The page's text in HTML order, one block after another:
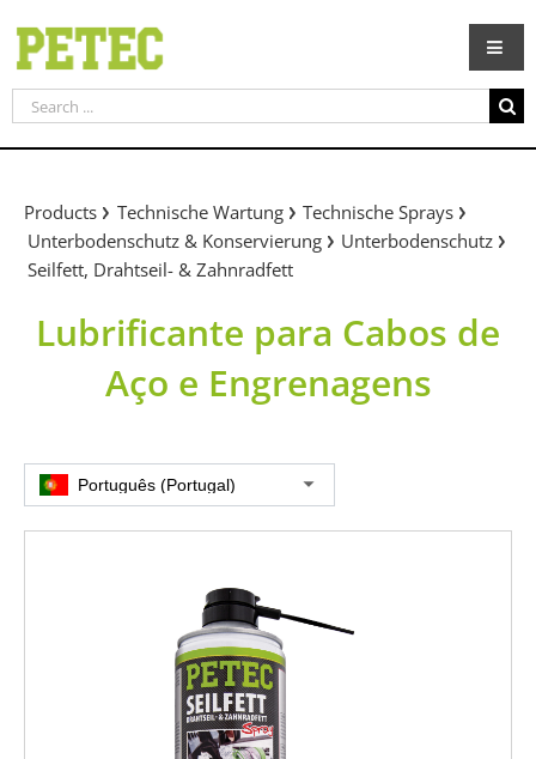
content
Search
for:
Products Technische Wartung
Technische Sprays
Unterbodenschutz & Konservierung
Unterbodenschutz
Seilfett, Drahtseil- & Zahnradfett
Lubrificante para Cabos de
Aço e Engrenagens
Português (Portugal)